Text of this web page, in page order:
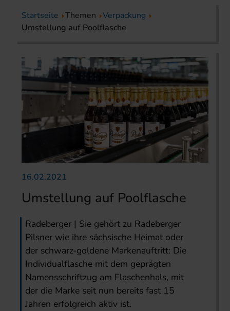
Startseite Themen
Verpackung
Umstellung auf Poolflasche
16.02.2021
Umstellung auf Poolflasche
Radeberger | Sie gehört zu Radeberger
Pilsner wie ihre sächsische Heimat oder
der schwarz-goldene Markenauftritt: Die
Individualflasche mit dem geprägten
Namensschriftzug am Flaschenhals, mit
der die Marke seit nun bereits fast 15
Jahren erfolgreich aktiv ist.